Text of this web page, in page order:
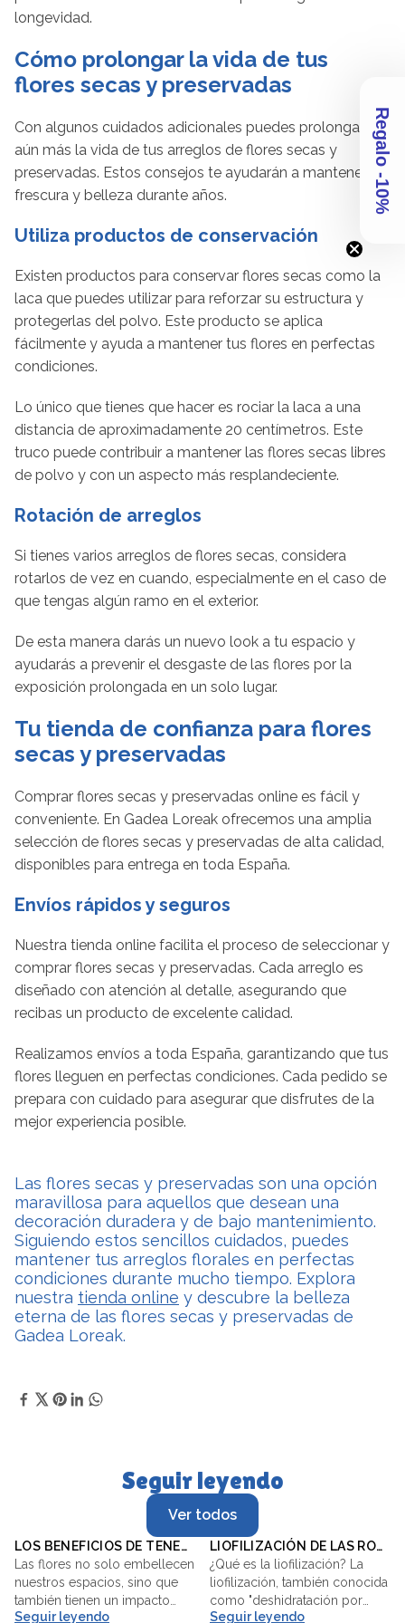
longevidad.
Cómo prolongar la vida de tus
flores secas y preservadas
Con algunos cuidados adicionales puedes prolongar
aún más la vida de tus arreglos de flores secas y
preservadas. Estos consejos te ayudarán a mantener su
frescura y belleza durante años.
Utiliza productos de conservación
Existen productos para conservar flores secas como la
laca que puedes utilizar para reforzar su estructura y
protegerlas del polvo. Este producto se aplica
fácilmente y ayuda a mantener tus flores en perfectas
condiciones.
Lo único que tienes que hacer es rociar la laca a una
distancia de aproximadamente 20 centímetros. Este
truco puede contribuir a mantener las flores secas libres
de polvo y con un aspecto más resplandeciente.
Rotación de arreglos
Si tienes varios arreglos de flores secas, considera
rotarlos de vez en cuando, especialmente en el caso de
que tengas algún ramo en el exterior.
De esta manera darás un nuevo look a tu espacio y
ayudarás a prevenir el desgaste de las flores por la
exposición prolongada en un solo lugar.
Tu tienda de confianza para flores
secas y preservadas
Comprar flores secas y preservadas online es fácil y
conveniente. En Gadea Loreak ofrecemos una amplia
selección de flores secas y preservadas de alta calidad,
disponibles para entrega en toda España.
Envíos rápidos y seguros
Nuestra tienda online facilita el proceso de seleccionar y
comprar flores secas y preservadas. Cada arreglo es
diseñado con atención al detalle, asegurando que
recibas un producto de excelente calidad.
Realizamos envíos a toda España, garantizando que tus
flores lleguen en perfectas condiciones. Cada pedido se
prepara con cuidado para asegurar que disfrutes de la
mejor experiencia posible.
Las flores secas y preservadas son una opción
maravillosa para aquellos que desean una
decoración duradera y de bajo mantenimiento.
Siguiendo estos sencillos cuidados, puedes
mantener tus arreglos florales en perfectas
condiciones durante mucho tiempo. Explora
nuestra tienda online y descubre la belleza
eterna de las flores secas y preservadas de
Gadea Loreak.
Seguir leyendo
Ver todos
4 min.
LOS BENEFICIOS DE TENER FLORES COLORIDAS EN CASA: UN TOQUE NATURAL PARA TU BIENESTAR
Las flores no solo embellecen
nuestros espacios, sino que
también tienen un impacto
sorprendente en nuestra salud
Seguir leyendo
3 min.
LIOFILIZACIÓN DE LAS ROSAS PRESERVADAS
¿Qué es la liofilización? La
liofilización, también conocida
como "deshidratación por
congelación", es un proceso
Seguir leyendo
Regalo -10%